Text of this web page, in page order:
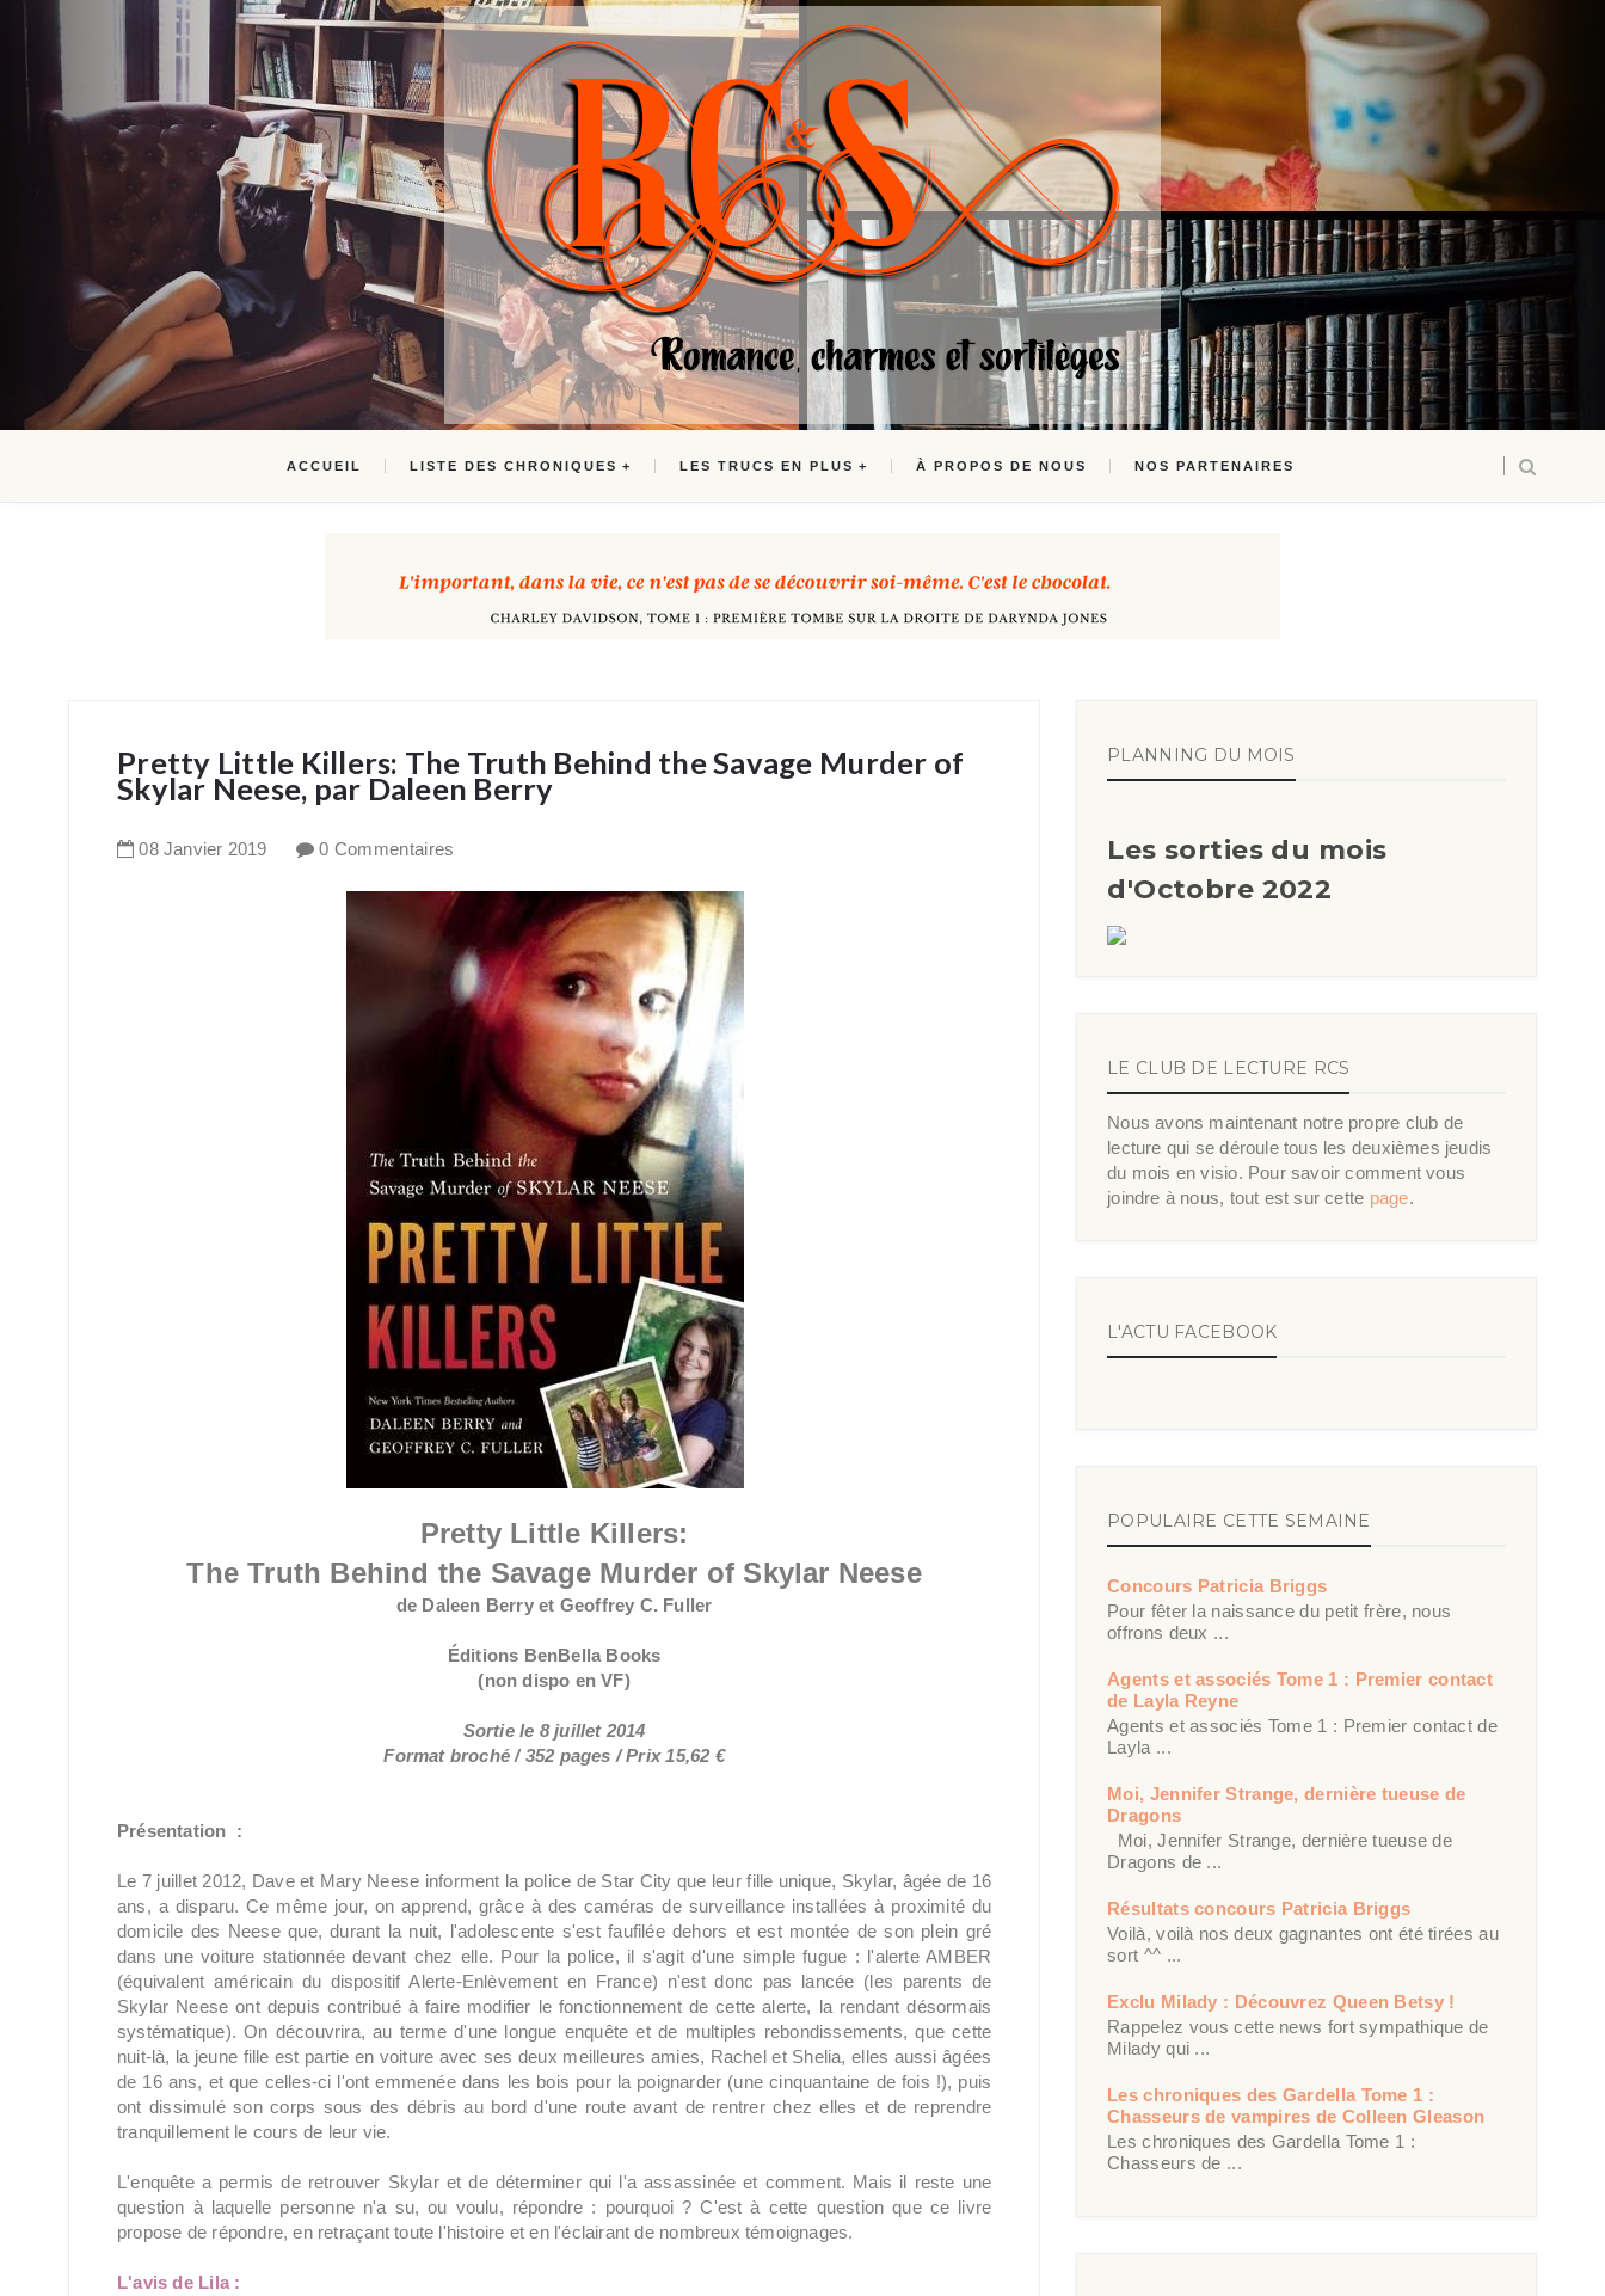
ACCUEIL LISTE DES CHRONIQUES LES TRUCS EN PLUS À PROPOS DE NOUS NOS PARTENAIRES
Pretty Little Killers: The Truth Behind the Savage Murder of
Skylar Neese, par Daleen Berry
08 Janvier 2019 0 Commentaires
Pretty Little Killers:
The Truth Behind the Savage Murder of Skylar Neese
de Daleen Berry et Geoffrey C. Fuller
Éditions BenBella Books
(non dispo en VF)
Sortie le 8 juillet 2014
Format broché / 352 pages / Prix 15,62 €
Présentation :
Le 7 juillet 2012, Dave et Mary Neese informent la police de Star City que leur fille unique, Skylar, âgée de 16
ans, a disparu. Ce même jour, on apprend, grâce à des caméras de surveillance installées à proximité du
domicile des Neese que, durant la nuit, l'adolescente s'est faufilée dehors et est montée de son plein gré
dans une voiture stationnée devant chez elle. Pour la police, il s'agit d'une simple fugue : l'alerte AMBER
(équivalent américain du dispositif Alerte-Enlèvement en France) n'est donc pas lancée (les parents de
Skylar Neese ont depuis contribué à faire modifier le fonctionnement de cette alerte, la rendant désormais
systématique). On découvrira, au terme d'une longue enquête et de multiples rebondissements, que cette
nuit-là, la jeune fille est partie en voiture avec ses deux meilleures amies, Rachel et Shelia, elles aussi âgées
de 16 ans, et que celles-ci l'ont emmenée dans les bois pour la poignarder (une cinquantaine de fois !), puis
ont dissimulé son corps sous des débris au bord d'une route avant de rentrer chez elles et de reprendre
tranquillement le cours de leur vie.
L'enquête a permis de retrouver Skylar et de déterminer qui l'a assassinée et comment. Mais il reste une
question à laquelle personne n'a su, ou voulu, répondre : pourquoi ? C'est à cette question que ce livre
propose de répondre, en retraçant toute l'histoire et en l'éclairant de nombreux témoignages.
L'avis de Lila :
PLANNING DU MOIS
Les sorties du mois
d'Octobre 2022
LE CLUB DE LECTURE RCS
Nous avons maintenant notre propre club de
lecture qui se déroule tous les deuxièmes jeudis
du mois en visio. Pour savoir comment vous
joindre à nous, tout est sur cette page.
L'ACTU FACEBOOK
POPULAIRE CETTE SEMAINE
Concours Patricia Briggs
Pour fêter la naissance du petit frère, nous
offrons deux ...
Agents et associés Tome 1 : Premier contact
de Layla Reyne
Agents et associés Tome 1 : Premier contact de
Layla ...
Moi, Jennifer Strange, dernière tueuse de
Dragons
Moi, Jennifer Strange, dernière tueuse de
Dragons de ...
Résultats concours Patricia Briggs
Voilà, voilà nos deux gagnantes ont été tirées au
sort ^^ ...
Exclu Milady : Découvrez Queen Betsy !
Rappelez vous cette news fort sympathique de
Milady qui ...
Les chroniques des Gardella Tome 1 :
Chasseurs de vampires de Colleen Gleason
Les chroniques des Gardella Tome 1 :
Chasseurs de ...